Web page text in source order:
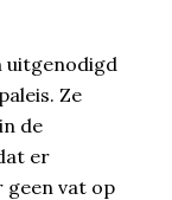
uitgenodigd
Ze
de
er
geen vat op